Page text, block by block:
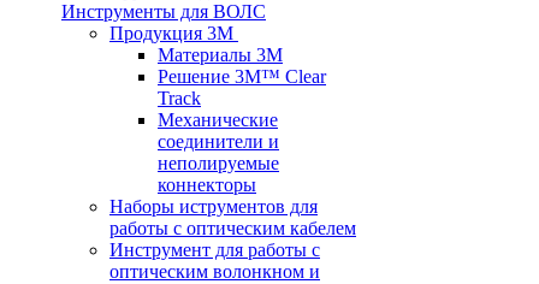
Инструменты для ВОЛС
Продукция 3M
Материалы 3М
Решение 3M™ Clear
Track
Механические
соединители и
неполируемые
коннекторы
Наборы иструментов для
работы с оптическим кабелем
Инструмент для работы с
оптическим волонкном и